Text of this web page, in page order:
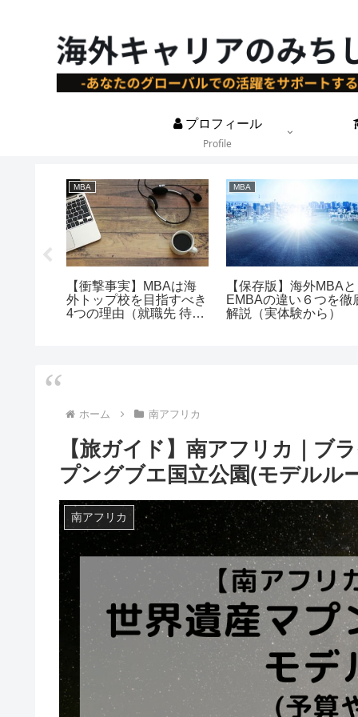
プロフィール
Profile
MBA
【衝撃事実】MBAは海
外トップ校を目指すべき
4つの理由（就職先 待遇
MBA
【保存版】海外MBAと
EMBAの違い６つを徹
解説（実体験から）
ホーム 南アフリカ
【旅ガイド】南アフリカ｜ブ
プングブエ国立公園(モデルル
南アフリカ